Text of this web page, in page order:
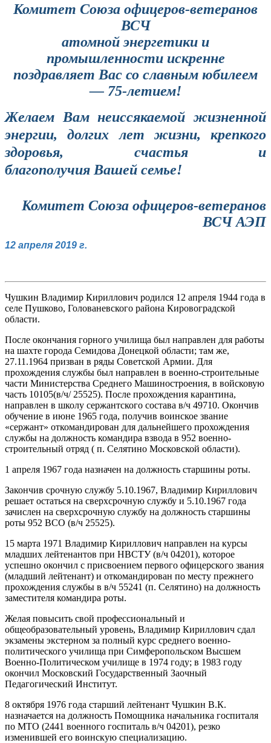
Комитет Союза офицеров-ветеранов
ВСЧ
атомной энергетики и
промышленности искренне
поздравляет Вас со славным юбилеем
— 75-летием!
Желаем Вам неиссякаемой жизненной
энергии, долгих лет жизни, крепкого
здоровья, счастья и
благополучия Вашей семье!
Комитет Союза офицеров-ветеранов
ВСЧ АЭП
12 апреля 2019 г.
Чушкин Владимир Кириллович родился 12 апреля 1944 года в
селе Пушково, Голованевского района Кировоградской
области.
После окончания горного училища был направлен для работы
на шахте города Семидова Донецкой области; там же,
27.11.1964 призван в ряды Советской Армии. Для
прохождения службы был направлен в военно-строительные
части Министерства Среднего Машиностроения, в войсковую
часть 10105(в/ч/ 25525). После прохождения карантина,
направлен в школу сержантского состава в/ч 49710. Окончив
обучение в июне 1965 года, получив воинское звание
«сержант» откомандирован для дальнейшего прохождения
службы на должность командира взвода в 952 военно-
строительный отряд ( п. Селятино Московской области).
1 апреля 1967 года назначен на должность старшины роты.
Закончив срочную службу 5.10.1967, Владимир Кириллович
решает остаться на сверхсрочную службу и 5.10.1967 года
зачислен на сверхсрочную службу на должность старшины
роты 952 ВСО (в/ч 25525).
15 марта 1971 Владимир Кириллович направлен на курсы
младших лейтенантов при НВСТУ (в/ч 04201), которое
успешно окончил с присвоением первого офицерского звания
(младший лейтенант) и откомандирован по месту прежнего
прохождения службы в в/ч 55241 (п. Селятино) на должность
заместителя командира роты.
Желая повысить свой профессиональный и
общеобразовательный уровень, Владимир Кириллович сдал
экзамены экстерном за полный курс среднего военно-
политического училища при Симферопольском Высшем
Военно-Политическом училище в 1974 году; в 1983 году
окончил Московский Государственный Заочный
Педагогический Институт.
8 октября 1976 года старший лейтенант Чушкин В.К.
назначается на должность Помощника начальника госпиталя
по МТО (2441 военного госпиталь в/ч 04201), резко
изменившей его воинскую специализацию.